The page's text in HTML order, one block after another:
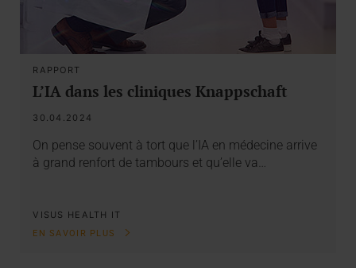
RAPPORT
L’IA dans les cliniques Knappschaft
30.04.2024
On pense souvent à tort que l’IA en médecine arrive
à grand renfort de tambours et qu’elle va…
VISUS HEALTH IT
EN SAVOIR PLUS